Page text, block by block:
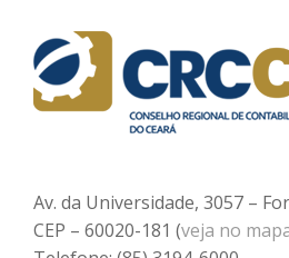
Av. da Universidade, 3057 –
CEP – 60020-181 (veja no